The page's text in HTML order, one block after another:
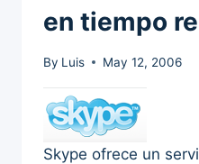
en tiempo
By Luis May 12, 2006
Skype ofrece un